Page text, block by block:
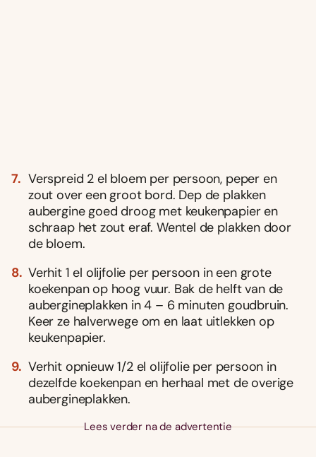
Verspreid 2 el bloem per persoon, peper en
zout over een groot bord. Dep de plakken
aubergine goed droog met keukenpapier en
schraap het zout eraf. Wentel de plakken door
de bloem.
Verhit 1 el olijfolie per persoon in een grote
koekenpan op hoog vuur. Bak de helft van de
aubergineplakken in 4 – 6 minuten goudbruin.
Keer ze halverwege om en laat uitlekken op
keukenpapier.
Verhit opnieuw 1/2 el olijfolie per persoon in
dezelfde koekenpan en herhaal met de overige
aubergineplakken.
Lees verder na de advertentie